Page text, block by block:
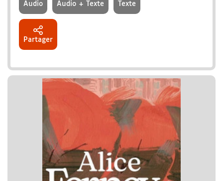
Audio Audio + Texte Texte
Partager